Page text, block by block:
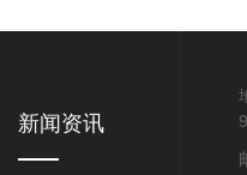
新闻资讯